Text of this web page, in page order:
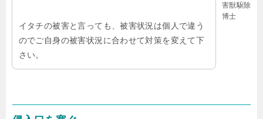
害獣駆除
博士
イタチの被害と言っても、被害状況は個人で違う
のでご自身の被害状況に合わせて対策を変えて下
さい。